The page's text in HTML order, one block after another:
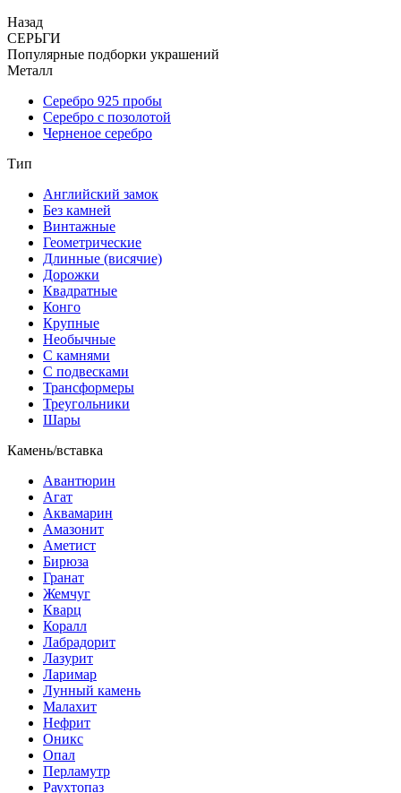
Назад
СЕРЬГИ
Популярные подборки украшений
Металл
Серебро 925 пробы
Серебро с позолотой
Черненое серебро
Тип
Английский замок
Без камней
Винтажные
Геометрические
Длинные (висячие)
Дорожки
Квадратные
Конго
Крупные
Необычные
С камнями
С подвесками
Трансформеры
Треугольники
Шары
Камень/вставка
Авантюрин
Агат
Аквамарин
Амазонит
Аметист
Бирюза
Гранат
Жемчуг
Кварц
Коралл
Лабрадорит
Лазурит
Ларимар
Лунный камень
Малахит
Нефрит
Оникс
Опал
Перламутр
Раухтопаз